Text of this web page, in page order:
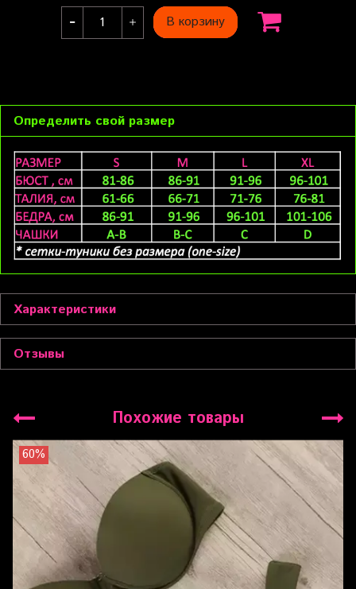
В корзину
Определить свой размер
Характеристики
Отзывы
Похожие товары
60%